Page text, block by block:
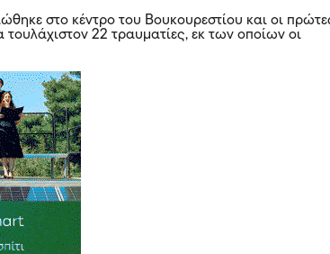
στο κέντρο του Βουκουρεστίου και οι
22 τραυματίες, εκ των οποίων οι